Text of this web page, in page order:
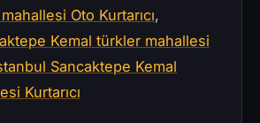
Oto Kurtarıcı,
Kemal türkler mahallesi
Sancaktepe Kemal
Kurtarıcı